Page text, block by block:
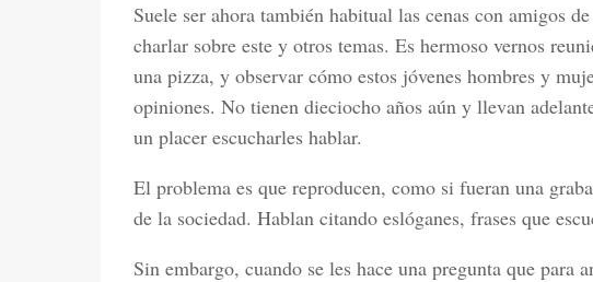
Suele ser ahora también habitual las cenas con amigos
charlar sobre este y otros temas. Es hermoso vernos
una pizza, y observar cómo estos jóvenes hombres y
opiniones. No tienen dieciocho años aún y llevan
un placer escucharles hablar.
El problema es que reproducen, como si fueran una
de la sociedad. Hablan citando eslóganes, frases que
Sin embargo, cuando se les hace una pregunta que para